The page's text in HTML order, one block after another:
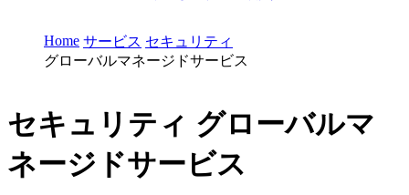
Home サービス セキュリティ
グローバルマネージドサービス
セキュリティ グローバルマ
ネージドサービス